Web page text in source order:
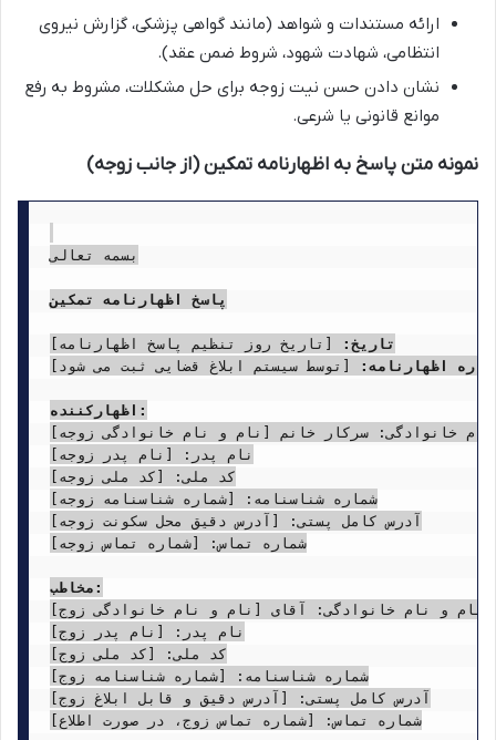
ارائه مستندات و شواهد (مانند گواهی پزشکی، گزارش نیروی
انتظامی، شهادت شهود، شروط ضمن عقد).
نشان دادن حسن نیت زوجه برای حل مشکلات، مشروط به رفع
موانع قانونی یا شرعی.
نمونه متن پاسخ به اظهارنامه تمکین (از جانب زوجه)
بسمه تعالی
پاسخ اظهارنامه تمکین
تاریخ:
اظهارنامه:
[توسط سیستم ابلاغ قضایی ثبت می شود]
اظهارکننده:
خانوادگی: سرکار خانم [نام و نام خانوادگی زوجه]
نام پدر: [نام پدر زوجه]
کد ملی: [کد ملی زوجه]
شماره شناسنامه: [شماره شناسنامه زوجه]
آدرس کامل پستی: [آدرس دقیق محل سکونت زوجه]
شماره تماس: [شماره تماس زوجه]
مخاطب:
نام و نام خانوادگی: آقای [نام و نام خانوادگی زوج]
نام پدر: [نام پدر زوج]
کد ملی: [کد ملی زوج]
شماره شناسنامه: [شماره شناسنامه زوج]
آدرس کامل پستی: [آدرس دقیق و قابل ابلاغ زوج]
شماره تماس: [شماره تماس زوج، در صورت اطلاع]